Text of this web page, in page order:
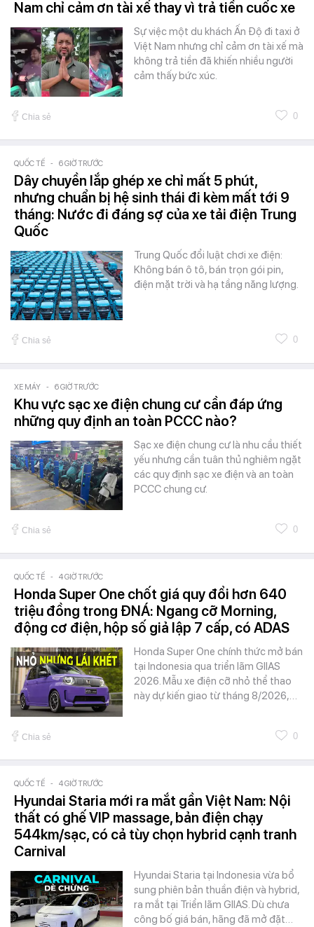
Nam chỉ cảm ơn tài xế thay vì trả tiền cuốc xe
Sự việc một du khách Ấn Độ đi taxi ở
Việt Nam nhưng chỉ cảm ơn tài xế mà
không trả tiền đã khiến nhiều người
cảm thấy bức xúc.
Chia sẻ 0
QUỐC TẾ - 6 GIỜ TRƯỚC
Dây chuyền lắp ghép xe chỉ mất 5 phút,
nhưng chuẩn bị hệ sinh thái đi kèm mất tới 9
tháng: Nước đi đáng sợ của xe tải điện Trung
Quốc
Trung Quốc đổi luật chơi xe điện:
Không bán ô tô, bán trọn gói pin,
điện mặt trời và hạ tầng năng lượng.
Chia sẻ 0
XE MÁY - 6 GIỜ TRƯỚC
Khu vực sạc xe điện chung cư cần đáp ứng
những quy định an toàn PCCC nào?
Sạc xe điện chung cư là nhu cầu thiết
yếu nhưng cần tuân thủ nghiêm ngặt
các quy định sạc xe điện và an toàn
PCCC chung cư.
Chia sẻ 0
QUỐC TẾ - 4 GIỜ TRƯỚC
Honda Super One chốt giá quy đổi hơn 640
triệu đồng trong ĐNÁ: Ngang cỡ Morning,
động cơ điện, hộp số giả lập 7 cấp, có ADAS
Honda Super One chính thức mở bán
tại Indonesia qua triển lãm GIIAS
2026. Mẫu xe điện cỡ nhỏ thể thao
này dự kiến giao từ tháng 8/2026,…
Chia sẻ 0
QUỐC TẾ - 4 GIỜ TRƯỚC
Hyundai Staria mới ra mắt gần Việt Nam: Nội
thất có ghế VIP massage, bản điện chạy
544km/sạc, có cả tùy chọn hybrid cạnh tranh
Carnival
Hyundai Staria tại Indonesia vừa bổ
sung phiên bản thuần điện và hybrid,
ra mắt tại Triển lãm GIIAS. Dù chưa
công bố giá bán, hãng đã mở đặt…